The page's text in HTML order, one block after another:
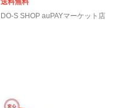
送料無料
DO-S SHOP auPAYマーケット店